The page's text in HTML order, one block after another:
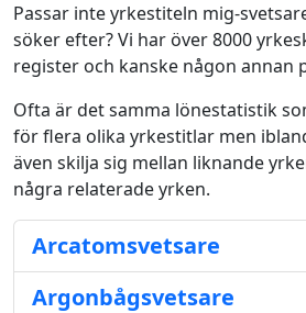
Passar inte yrkestiteln mig-
söker efter? Vi har över 8000
register och kanske någon annan
Ofta är det samma lönestatistik
för flera olika yrkestitlar men
även skilja sig mellan liknande
några relaterade yrken.
Arcatomsvetsare
Argonbågsvetsare